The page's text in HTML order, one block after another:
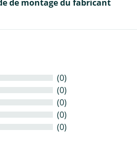
de montage du fabricant
(0)
(0)
(0)
(0)
(0)